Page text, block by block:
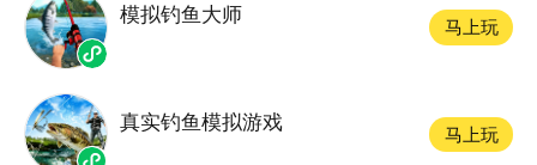
模拟钓鱼大师
马上玩
真实钓鱼模拟游戏
马上玩